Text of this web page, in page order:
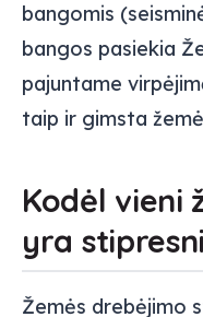
bangomis
bangos pasiekia
pajuntame
taip ir gimsta
Kodėl vieni
yra
Žemės drebėjimo